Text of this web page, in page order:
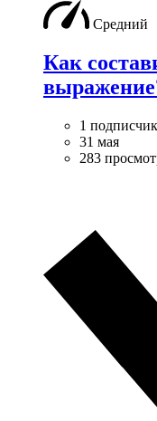
Средний
Как
1 подписчик
31 мая
283